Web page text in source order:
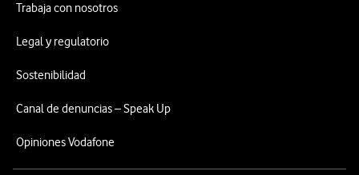
Trabaja con nosotros
Legal y regulatorio
Sostenibilidad
Canal de denuncias – Speak Up
Opiniones Vodafone